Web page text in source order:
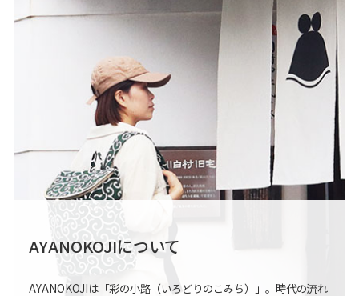
AYANOKOJIについて
AYANOKOJIは「彩の小路（いろどりのこみち）」。 時代の流れ